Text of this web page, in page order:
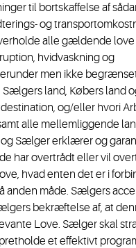
til bortskaffelse af
og
alle gældende love
hvidvaskning og
men ikke
Sælgers land, Købers land
og/eller hvori
alle mellemliggende
og Sælger erklærer og
har overtrådt eller vil
hvad enten det er i
anden måde. Sælgers
bekræftelse af, at
Love. Sælger skal
et effektivt